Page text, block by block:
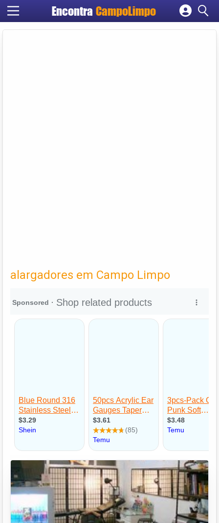
Encontra CampoLimpo
Cadastrar empresa
alargadores em Campo Limpo